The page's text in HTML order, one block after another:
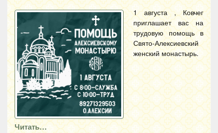
1 августа , Ковчег
приглашает вас на
трудовую помощь в
Свято-Алексиевский
женский монастырь.
Читать…